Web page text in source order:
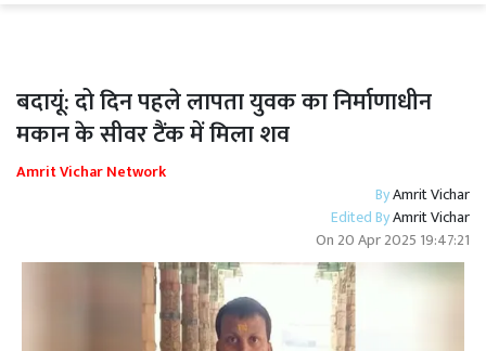
बदायूं: दो दिन पहले लापता युवक का निर्माणाधीन
मकान के सीवर टैंक में मिला शव
Amrit Vichar Network
ByAmrit Vichar
Edited ByAmrit Vichar
On 20 Apr 2025 19:47:21